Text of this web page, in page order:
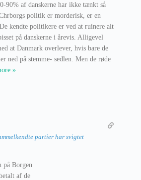
90% af danskerne har ikke tænkt så
politik er morderisk, er en
kendte politikere er ved at ruinere alt
på danskerne i årevis. Alligevel
at Danmark overlever, hvis bare de
ned på stemme- sedlen. Men de røde
»
partier har svigtet
på Borgen
af de